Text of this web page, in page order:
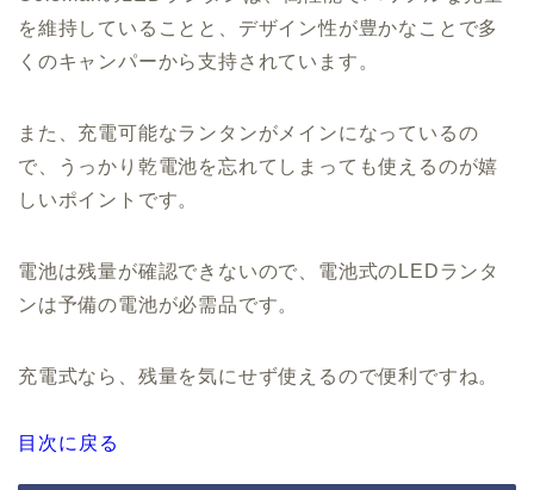
を維持していることと、デザイン性が豊かなことで多
くのキャンパーから支持されています。
また、充電可能なランタンがメインになっているの
で、うっかり乾電池を忘れてしまっても使えるのが嬉
しいポイントです。
電池は残量が確認できないので、電池式のLEDランタ
ンは予備の電池が必需品です。
充電式なら、残量を気にせず使えるので便利ですね。
目次に戻る